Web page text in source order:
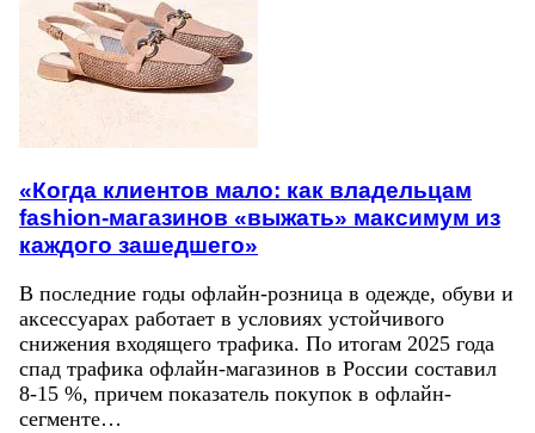
«Когда клиентов мало: как владельцам
fashion-магазинов «выжать» максимум из
каждого зашедшего»
В последние годы офлайн-розница в одежде, обуви и
аксессуарах работает в условиях устойчивого
снижения входящего трафика. По итогам 2025 года
спад трафика офлайн-магазинов в России составил
8-15 %, причем показатель покупок в офлайн-
сегменте…